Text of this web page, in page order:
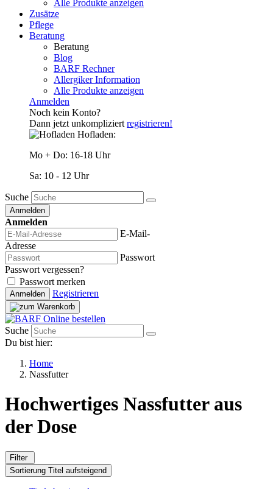
Alle Produkte anzeigen
Zusätze
Pflege
Beratung
Beratung
Blog
BARF Rechner
Allergiker Information
Alle Produkte anzeigen
Anmelden
Noch kein Konto?
Dann jetzt unkompliziert registrieren!
Hofladen:
Mo + Do: 16-18 Uhr
Sa: 10 - 12 Uhr
Suche
Anmelden
Anmelden
E-Mail-
Adresse
Passwort
Passwort vergessen?
Passwort merken
Anmelden Registrieren
Suche
Du bist hier:
Home
Nassfutter
Hochwertiges Nassfutter aus
der Dose
Filter
Sortierung Titel aufsteigend